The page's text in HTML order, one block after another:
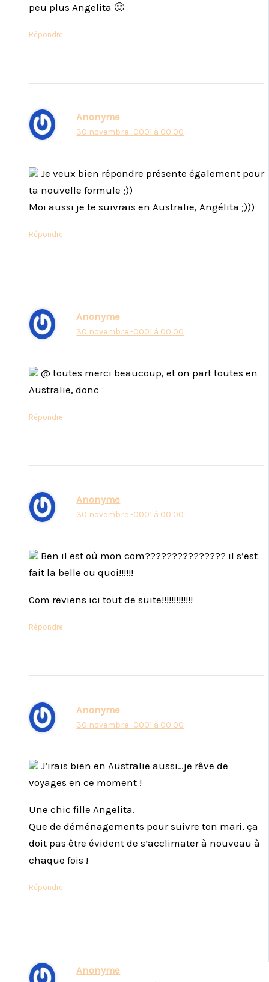
peu plus Angelita 🙂
Répondre
Anonyme
30 novembre -0001 à 00:00
Je veux bien répondre présente également pour
ta nouvelle formule ;))
Moi aussi je te suivrais en Australie, Angélita ;)))
Répondre
Anonyme
30 novembre -0001 à 00:00
@ toutes merci beaucoup, et on part toutes en
Australie, donc
Répondre
Anonyme
30 novembre -0001 à 00:00
Ben il est où mon com??????????????? il s’est
fait la belle ou quoi!!!!!!
Com reviens ici tout de suite!!!!!!!!!!!!!
Répondre
Anonyme
30 novembre -0001 à 00:00
J’irais bien en Australie aussi…je rêve de
voyages en ce moment !
Une chic fille Angelita.
Que de déménagements pour suivre ton mari, ça
doit pas être évident de s’acclimater à nouveau à
chaque fois !
Répondre
Anonyme